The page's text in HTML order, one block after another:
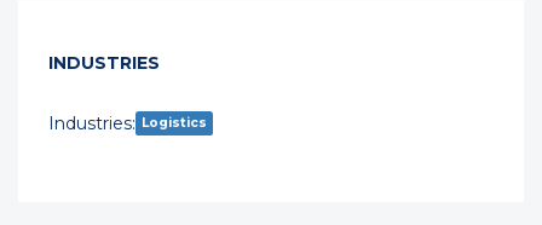
INDUSTRIES
Industries: Logistics